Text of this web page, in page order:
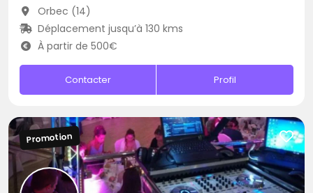
Orbec (14)
Déplacement jusqu’à 130 kms
À partir de 500€
Contacter Profil
Promotion